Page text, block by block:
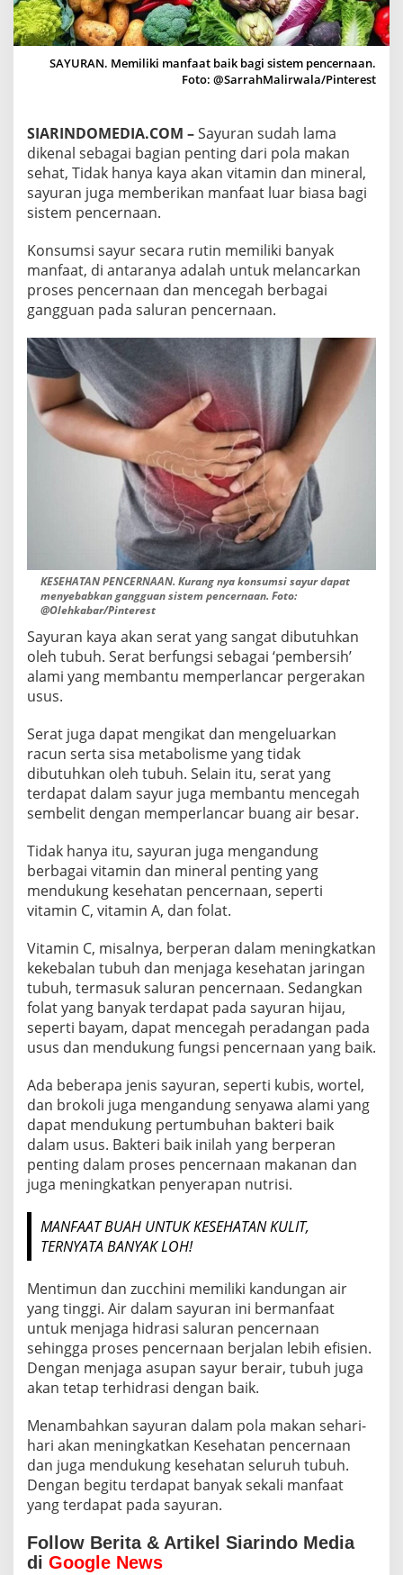
U
R
A
N
U
N
K
K
E
S
E
T
A
N
D
A
E
M
P
E
N
C
E
R
N
A
A
N
SAYURAN. Memiliki manfaat baik bagi sistem pencernaan.
Foto: @SarrahMalirwala/Pinterest
SIARINDOMEDIA.COM –Sayuran sudah lama
dikenal sebagai bagian penting dari pola makan
sehat, Tidak hanya kaya akan vitamin dan mineral,
sayuran juga memberikan manfaat luar biasa bagi
sistem pencernaan.
Konsumsi sayur secara rutin memiliki banyak
manfaat, di antaranya adalah untuk melancarkan
proses pencernaan dan mencegah berbagai
gangguan pada saluran pencernaan.
KESEHATAN PENCERNAAN. Kurang nya konsumsi sayur dapat
menyebabkan gangguan sistem pencernaan. Foto:
@Olehkabar/Pinterest
Sayuran kaya akan serat yang sangat dibutuhkan
oleh tubuh. Serat berfungsi sebagai ‘pembersih’
alami yang membantu memperlancar pergerakan
usus.
Serat juga dapat mengikat dan mengeluarkan
racun serta sisa metabolisme yang tidak
dibutuhkan oleh tubuh. Selain itu, serat yang
terdapat dalam sayur juga membantu mencegah
sembelit dengan memperlancar buang air besar.
Tidak hanya itu, sayuran juga mengandung
berbagai vitamin dan mineral penting yang
mendukung kesehatan pencernaan, seperti
vitamin C, vitamin A, dan folat.
Vitamin C, misalnya, berperan dalam meningkatkan
kekebalan tubuh dan menjaga kesehatan jaringan
tubuh, termasuk saluran pencernaan. Sedangkan
folat yang banyak terdapat pada sayuran hijau,
seperti bayam, dapat mencegah peradangan pada
usus dan mendukung fungsi pencernaan yang baik.
Ada beberapa jenis sayuran, seperti kubis, wortel,
dan brokoli juga mengandung senyawa alami yang
dapat mendukung pertumbuhan bakteri baik
dalam usus. Bakteri baik inilah yang berperan
penting dalam proses pencernaan makanan dan
juga meningkatkan penyerapan nutrisi.
MANFAAT BUAH UNTUK KESEHATAN KULIT,
TERNYATA BANYAK LOH!
Mentimun dan zucchini memiliki kandungan air
yang tinggi. Air dalam sayuran ini bermanfaat
untuk menjaga hidrasi saluran pencernaan
sehingga proses pencernaan berjalan lebih efisien.
Dengan menjaga asupan sayur berair, tubuh juga
akan tetap terhidrasi dengan baik.
Menambahkan sayuran dalam pola makan sehari-
hari akan meningkatkan Kesehatan pencernaan
dan juga mendukung kesehatan seluruh tubuh.
Dengan begitu terdapat banyak sekali manfaat
yang terdapat pada sayuran.
Follow Berita & Artikel Siarindo Media
di Google News